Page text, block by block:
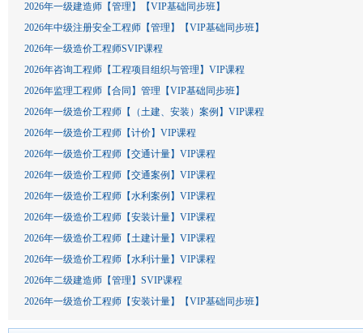
2026年一级建造师【管理】【VIP基础同步班】
2026年中级注册安全工程师【管理】【VIP基础同步班】
2026年一级造价工程师SVIP课程
2026年咨询工程师【工程项目组织与管理】VIP课程
2026年监理工程师【合同】管理【VIP基础同步班】
2026年一级造价工程师【（土建、安装）案例】VIP课程
2026年一级造价工程师【计价】VIP课程
2026年一级造价工程师【交通计量】VIP课程
2026年一级造价工程师【交通案例】VIP课程
2026年一级造价工程师【水利案例】VIP课程
2026年一级造价工程师【安装计量】VIP课程
2026年一级造价工程师【土建计量】VIP课程
2026年一级造价工程师【水利计量】VIP课程
2026年二级建造师【管理】SVIP课程
2026年一级造价工程师【安装计量】【VIP基础同步班】